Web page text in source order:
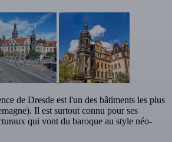
de Dresde est l'un des bâtiments les plus
Il est surtout connu pour ses
qui vont du baroque au style néo-